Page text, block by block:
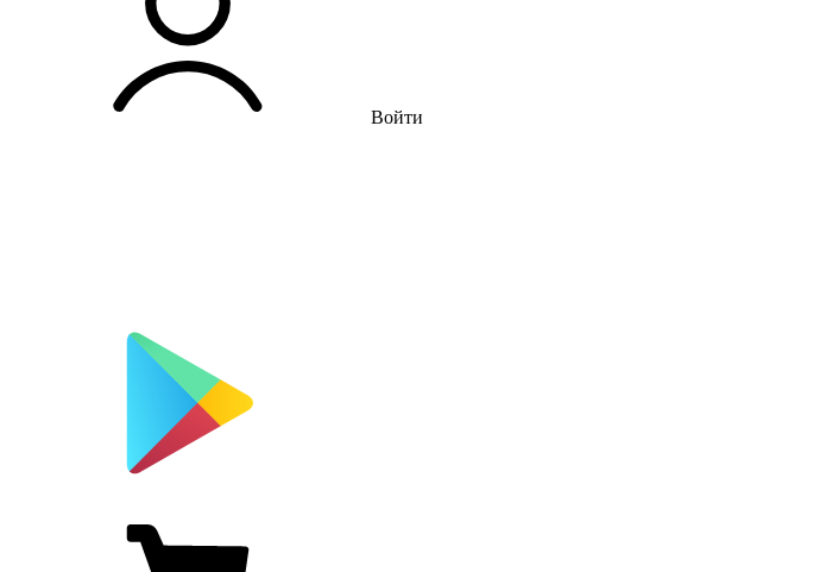
Войти